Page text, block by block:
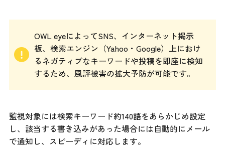
OWL eyeによってSNS、インターネット掲示
板、検索エンジン（Yahoo・Google）上におけ
るネガティブなキーワードや投稿を即座に検知
するため、風評被害の拡大予防が可能です。
監視対象には検索キーワード約140語をあらかじめ設定
し、該当する書き込みがあった場合には自動的にメール
で通知し、スピーディに対応します。